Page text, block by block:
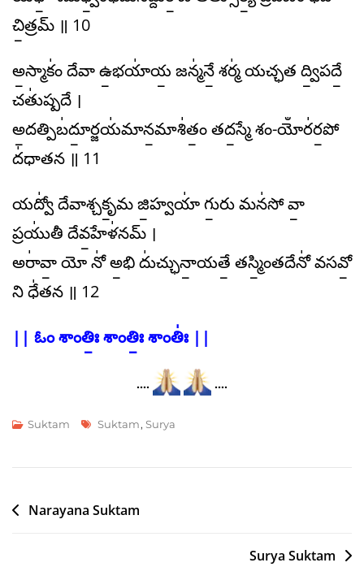
చి॒త్రమ్ ॥ 10
అ॒స్మాకం॑ దేవా ఉ॒భయా॑య॒ జన్మ॑నే॒ శర్మ॑ యచ్ఛత ద్వి॒పదే॒
చతు॑ష్పదే ।
అ॒దత్పిబ॑దూ॒ర్జయ॑మాన॒మాశి॑తం॒ తద॒స్మే శం-యోఀర॑ర॒పో
ద॑ధాతన ॥ 11
యద్వో॑ దేవాశ్చకృ॒మ జి॒హ్వయా॑ గు॒రు మన॑సో వా॒
ప్రయు॑తీ దేవ॒హేళ॑నమ్ ।
అరా॑వా॒ యో నో॑ అ॒భి దు॑చ్ఛునా॒యతే॒ తస్మిం॒తదేనో॑ వసవో॒
ని ధే॑తన ॥ 12
|| ఓం శాంతిః॒ శాంతిః॒ శాంతిః॑ ||
…. ….
Suktam Tags
Suktam, Surya
Post
Narayana Suktam
Surya Suktam